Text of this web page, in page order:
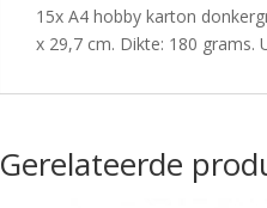
15x A4 hobby karton
x 29,7 cm. Dikte: 180
Gerelateerde